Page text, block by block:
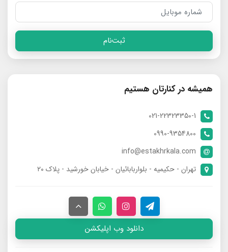
ثبت‌نام
همیشه در کنارتان هستیم
021-22323350-1
0990-9354800
info@estakhrkala.com
تهران - حکیمیه - بلواربابائیان - خیابان خورشید - پلاک ۲۰
دانلود وب اپلیکشن